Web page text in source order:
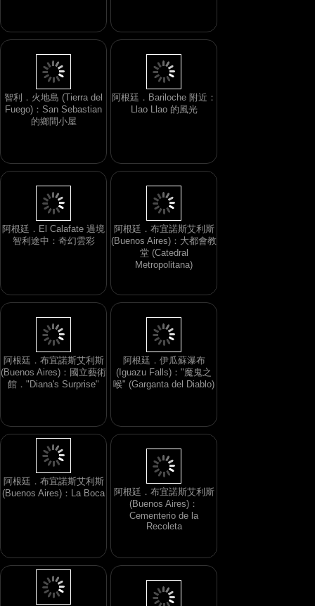
智利．火地島 (Tierra del
Fuego)：San Sebastian
的鄉間小屋
阿根廷．Bariloche 附近：
Llao Llao 的風光
阿根廷．El Calafate 過境
智利途中：奇幻雲彩
阿根廷．布宜諾斯艾利斯
(Buenos Aires)：大都會教
堂 (Catedral
Metropolitana)
阿根廷．布宜諾斯艾利斯
(Buenos Aires)：國立藝術
館．"Diana's Surprise"
阿根廷．伊瓜蘇瀑布
(Iguazu Falls)："魔鬼之
喉" (Garganta del Diablo)
阿根廷．布宜諾斯艾利斯
(Buenos Aires)：La Boca
阿根廷．布宜諾斯艾利斯
(Buenos Aires)：
Cementerio de la
Recoleta